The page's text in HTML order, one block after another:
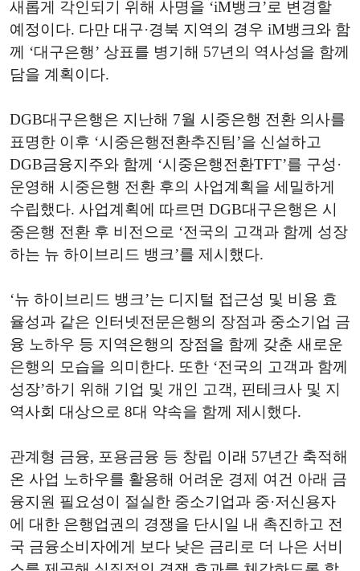
새롭게 각인되기 위해 사명을 ‘iM뱅크’로 변경할
예정이다. 다만 대구·경북 지역의 경우 iM뱅크와 함
께 ‘대구은행’ 상표를 병기해 57년의 역사성을 함께
담을 계획이다.
DGB대구은행은 지난해 7월 시중은행 전환 의사를
표명한 이후 ‘시중은행전환추진팀’을 신설하고
DGB금융지주와 함께 ‘시중은행전환TFT’를 구성·
운영해 시중은행 전환 후의 사업계획을 세밀하게
수립했다. 사업계획에 따르면 DGB대구은행은 시
중은행 전환 후 비전으로 ‘전국의 고객과 함께 성장
하는 뉴 하이브리드 뱅크’를 제시했다.
‘뉴 하이브리드 뱅크’는 디지털 접근성 및 비용 효
율성과 같은 인터넷전문은행의 장점과 중소기업 금
융 노하우 등 지역은행의 장점을 함께 갖춘 새로운
은행의 모습을 의미한다. 또한 ‘전국의 고객과 함께
성장’하기 위해 기업 및 개인 고객, 핀테크사 및 지
역사회 대상으로 8대 약속을 함께 제시했다.
관계형 금융, 포용금융 등 창립 이래 57년간 축적해
온 사업 노하우를 활용해 어려운 경제 여건 아래 금
융지원 필요성이 절실한 중소기업과 중·저신용자
에 대한 은행업권의 경쟁을 단시일 내 촉진하고 전
국 금융소비자에게 보다 낮은 금리로 더 나은 서비